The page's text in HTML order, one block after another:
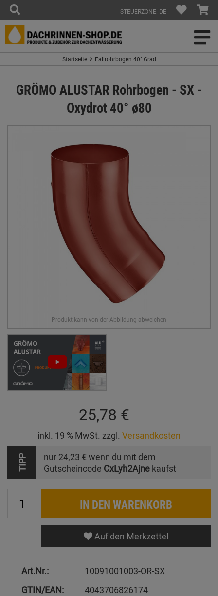
STEUERZONE: DE
Startseite Fallrohrbogen 40° Grad
GRÖMO ALUSTAR Rohrbogen - SX -
Oxydrot 40° ø80
25,78 €
inkl. 19 % MwSt. zzgl. Versandkosten
TIPP nur 24,23 € wenn du mit dem
Gutscheincode CxLyh2Ajne kaufst
IN DEN WARENKORB
Auf den Merkzettel
Art.Nr.:
10091001003-OR-SX
GTIN/EAN:
4043706826174